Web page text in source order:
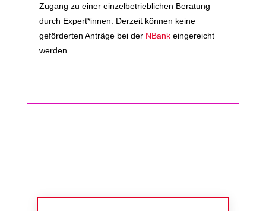
Zugang zu einer einzelbetrieblichen Beratung
durch Expert*innen
Derzeit können keine
geförderten Anträge bei der NBankeingereicht
werden.